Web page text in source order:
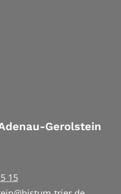
Gerolstein
15